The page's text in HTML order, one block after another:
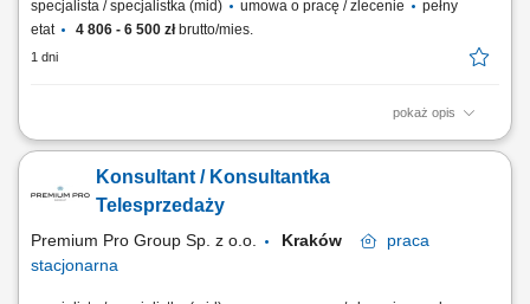
specjalista / specjalistka (mid) umowa o pracę / zlecenie
pełny
etat
4 806 - 6 500 złbrutto/mies.
1 dni
pokaż opis
Firma z branży chemii przemysłowej poszukuje handlowców.
Konsultant / Konsultantka
Telesprzedaży
Premium Pro Group Sp. z o.o. Kraków
praca
stacjonarna